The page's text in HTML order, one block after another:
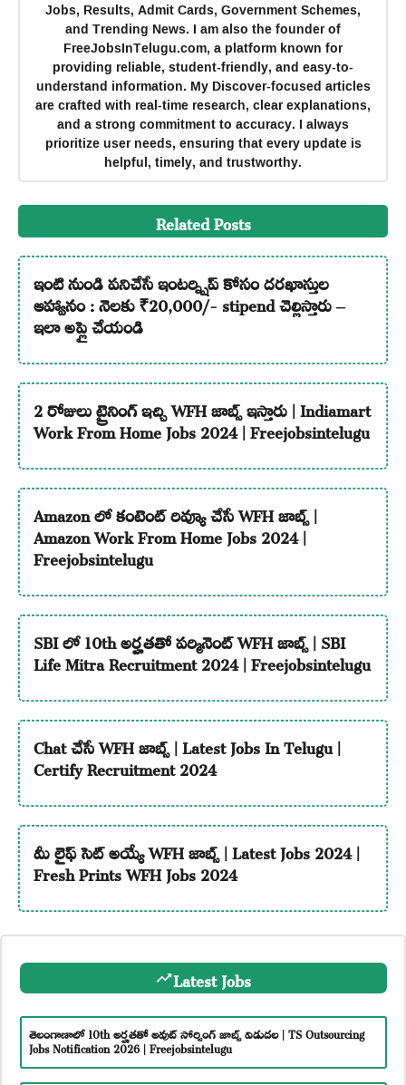
Jobs, Results, Admit Cards, Government Schemes,
and Trending News. I am also the founder of
FreeJobsInTelugu.com, a platform known for
providing reliable, student-friendly, and easy-to-
understand information. My Discover-focused articles
are crafted with real-time research, clear explanations,
and a strong commitment to accuracy. I always
prioritize user needs, ensuring that every update is
helpful, timely, and trustworthy.
Related Posts
ఇంటి నుండి పనిచేసే ఇంటర్న్షిప్ కోసం దరఖాస్తుల
ఆహ్వానం : నెలకు ₹20,000/- stipend చెల్లిస్తారు –
ఇలా అప్లై చేయండి
2 రోజులు ట్రైనింగ్ ఇచ్చి WFH జాబ్స్ ఇస్తారు | Indiamart
Work From Home Jobs 2024 | Freejobsintelugu
Amazon లో కంటెంట్ రివ్యూ చేసే WFH జాబ్స్ |
Amazon Work From Home Jobs 2024 |
Freejobsintelugu
SBI లో 10th అర్హతతో పర్మినెంట్ WFH జాబ్స్ | SBI
Life Mitra Recruitment 2024 | Freejobsintelugu
Chat చేసే WFH జాబ్స్ | Latest Jobs In Telugu |
Certify Recruitment 2024
మీ లైఫ్ సెట్ అయ్యే WFH జాబ్స్ | Latest Jobs 2024 |
Fresh Prints WFH Jobs 2024
Latest Jobs
తెలంగాణాలో 10th అర్హతతో అవుట్ సోర్సింగ్ జాబ్స్ విడుదల | TS Outsourcing
Jobs Notification 2026 | Freejobsintelugu